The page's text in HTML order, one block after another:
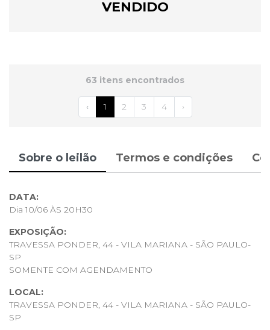
VENDIDO
63 itens encontrados
‹ 1 2 3 4 ›
Sobre o leilão Termos e condições
DATA:
Dia 10/06 ÀS 20H30
EXPOSIÇÃO:
TRAVESSA PONDER, 44 - VILA MARIANA - SÃO PAULO-
SP
SOMENTE COM AGENDAMENTO
LOCAL:
TRAVESSA PONDER, 44 - VILA MARIANA - SÃO PAULO-
SP